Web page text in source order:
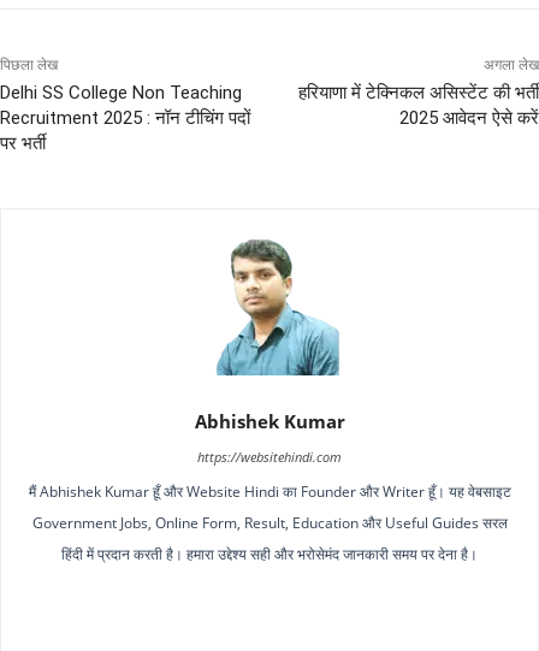
पिछला लेख
Delhi SS College Non Teaching
Recruitment 2025 : नॉन टीचिंग पदों
पर भर्ती
अगला लेख
हरियाणा में टेक्निकल असिस्टेंट की भर्ती
2025 आवेदन ऐसे करें
Abhishek Kumar
https://websitehindi.com
मैं Abhishek Kumar हूँ और Website Hindi का Founder और Writer हूँ। यह वेबसाइट
Government Jobs, Online Form, Result, Education और Useful Guides सरल
हिंदी में प्रदान करती है। हमारा उद्देश्य सही और भरोसेमंद जानकारी समय पर देना है।